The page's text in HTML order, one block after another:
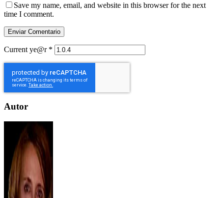
Save my name, email, and website in this browser for the next
time I comment.
Current ye@r *
Autor